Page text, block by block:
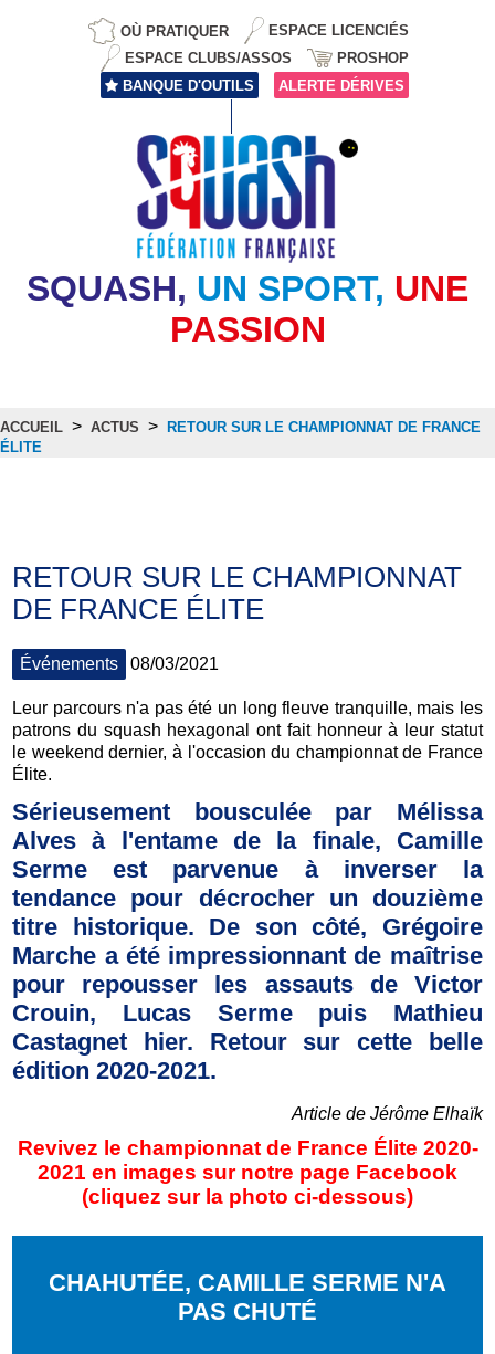
OÙ PRATIQUER
ESPACE LICENCIÉS
ESPACE CLUBS/ASSOS
PROSHOP
BANQUE D'OUTILS
ALERTE DÉRIVES
SQUASH, UN SPORT, UNE
PASSION
ACCUEIL > ACTUS > RETOUR SUR LE CHAMPIONNAT DE FRANCE
ÉLITE
RETOUR SUR LE CHAMPIONNAT
DE FRANCE ÉLITE
Événements 08/03/2021
Leur parcours n'a pas été un long fleuve tranquille, mais les
patrons du squash hexagonal ont fait honneur à leur statut
le weekend dernier, à l'occasion du championnat de France
Élite.
Sérieusement bousculée par Mélissa
Alves à l'entame de la finale, Camille
Serme est parvenue à inverser la
tendance pour décrocher un douzième
titre historique. De son côté, Grégoire
Marche a été impressionnant de maîtrise
pour repousser les assauts de Victor
Crouin, Lucas Serme puis Mathieu
Castagnet hier. Retour sur cette belle
édition 2020-2021.
Article de Jérôme Elhaïk
Revivez le championnat de France Élite 2020-
2021 en images sur notre page Facebook
(cliquez sur la photo ci-dessous)
CHAHUTÉE, CAMILLE SERME N'A
PAS CHUTÉ